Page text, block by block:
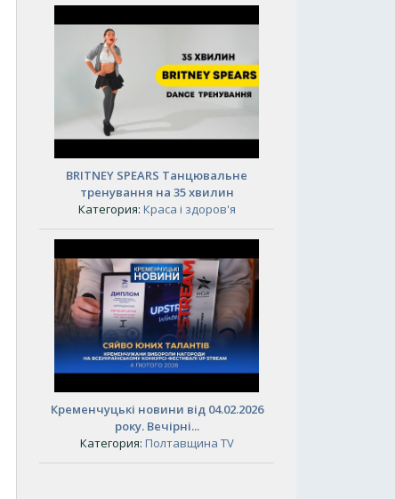
BRITNEY SPEARS Танцювальне
тренування на 35 хвилин
Категория: Краса і здоров'я
Кременчуцькі новини від 04.02.2026
року. Вечірні...
Категория: Полтавщина TV